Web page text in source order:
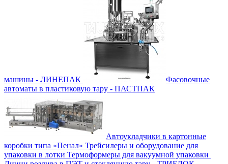
машины - ЛИНЕПАК
Фасовочные
автоматы в пластиковую тару - ПАСТПАК
Автоукладчики в картонные
коробки типа «Пенал» Трейсилеры и оборудование для
упаковки в лотки Термоформеры для вакуумной упаковки